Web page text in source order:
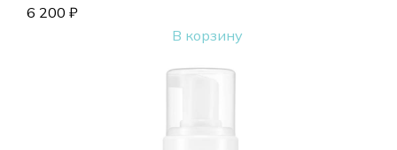
6 200 ₽
В корзину